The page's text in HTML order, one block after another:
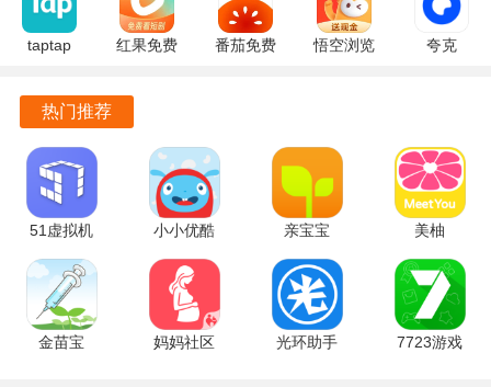
宁静，帮助更好地入睡。
iClock闹钟软件功能
1. 全屏高清时钟，根据个人喜好选择不同的时钟皮肤，随时
切换，增添生活乐趣。
2. 悬浮秒表功能，让用户在使用其他应用时仍能轻松查看时
间，避免因时间管理不当而错过重要时刻。
间、倒计时和日历，无需打开应用。
4. 模拟自习室功能，为学习者提供专注的环境，帮助他们提
taptap
rel#100000
安卓版
红果免费
7.2.9.32
番茄免费
悟空浏览
夸克
热门推荐
51虚拟机
1.3.1.3.40-
64cnfn 官
方版
小小优酷
5.5.0 官方
版
亲宝宝
11.14.7 手
机版
美柚
9.09.0.0 最
新版
金苗宝
妈妈社区
光环助手
7723游戏